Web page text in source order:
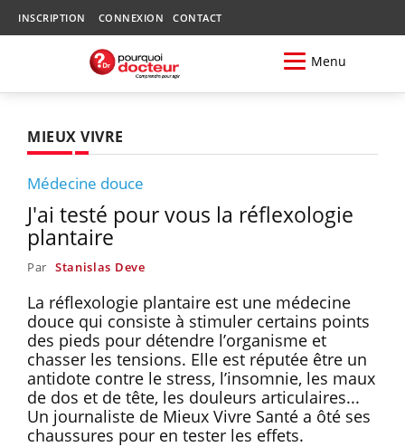
INSCRIPTION CONNEXION CONTACT
Menu
MIEUX VIVRE
Médecine douce
J'ai testé pour vous la réflexologie
plantaire
Par Stanislas Deve
La réflexologie plantaire est une médecine
douce qui consiste à stimuler certains points
des pieds pour détendre l’organisme et
chasser les tensions. Elle est réputée être un
antidote contre le stress, l’insomnie, les maux
de dos et de tête, les douleurs articulaires...
Un journaliste de Mieux Vivre Santé a ôté ses
chaussures pour en tester les effets.